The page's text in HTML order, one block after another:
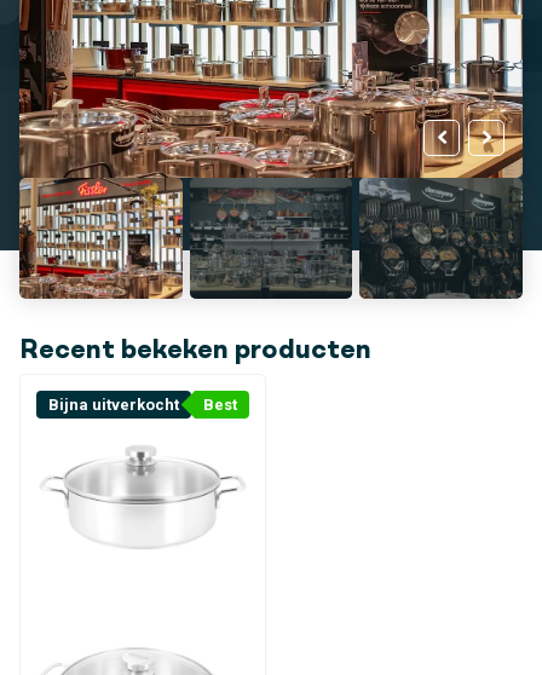
Recent bekeken producten
Bijna uitverkocht Best